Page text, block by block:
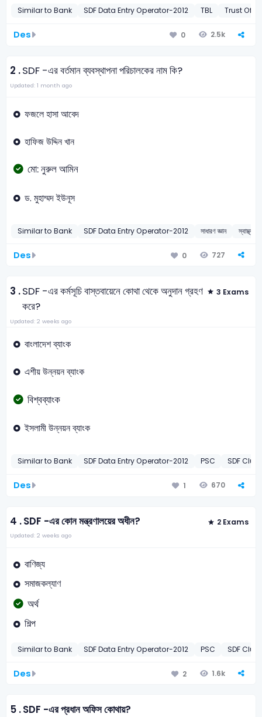
Similar to Bank SDF Data Entry Operator-2012 TBL Trust
Des 0 2.5k
2 .SDF -এর বর্তমান ব্যবস্থাপনা পরিচালকের নাম কি?
Updated: 1 month ago
ফজলে হাসা আবেদ
হাফিজ উদ্দিন খান
মো: নুরুল আমিন
ড. মুহাম্মদ ইউনূস
Similar to Bank SDF Data Entry Operator-2012 সাধারণ জ্ঞান
Des 0 727
3 .SDF -এর কর্মসূচি বাস্তবায়েনে কোথা থেকে অনুদান গ্রহণ
করে?
3 Exams
Updated: 2 weeks ago
বাংলাদেশ ব্যাংক
এশীয় উন্নয়ন ব্যাংক
বিশ্বব্যাংক
ইসলামী উন্নয়ন ব্যাংক
Similar to Bank SDF Data Entry Operator-2012 PSC SDF
Des 1 670
4 .SDF -এর কোন মন্ত্রণালয়ের অধীন? 2 Exams
Updated: 2 weeks ago
বাণিজ্য
সমাজকল্যাণ
অর্থ
শিল্প
Similar to Bank SDF Data Entry Operator-2012 PSC SDF
Des 2 1.6k
5 .SDF -এর প্রধান অফিস কোথায়?